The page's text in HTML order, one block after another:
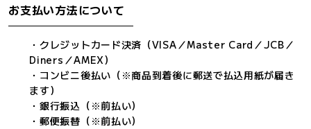
お支払い方法について
・クレジットカード決済（VISA／Master Card／JCB／
Diners／AMEX）
・コンビニ後払い（※商品到着後に郵送で払込用紙が届き
ます）
・銀行振込（※前払い）
・郵便振替（※前払い）